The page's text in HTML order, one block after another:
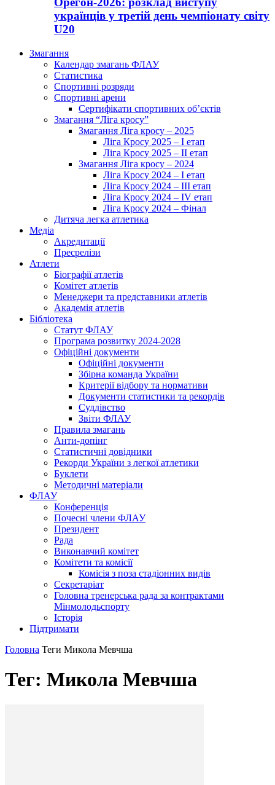
українців у третій день чемпіонату світу
U20
Змагання
Календар змагань ФЛАУ
Статистика
Спортивні розряди
Спортивні арени
Сертифікати спортивних об’єктів
Змагання “Ліга кросу”
Змагання Ліга кросу – 2025
Ліга Кросу 2025 – I етап
Ліга Кросу 2025 – II етап
Змагання Ліга кросу – 2024
Ліга Кросу 2024 – I етап
Ліга Кросу 2024 – III етап
Ліга Кросу 2024 – IV етап
Ліга Кросу 2024 – Фінал
Дитяча легка атлетика
Медіа
Акредитації
Пресрелізи
Атлети
Біографії атлетів
Комітет атлетів
Менеджери та представники атлетів
Академія атлетів
Бібліотека
Статут ФЛАУ
Програма розвитку 2024-2028
Офіційні документи
Офіційні документи
Збірна команда України
Критерії відбору та нормативи
Документи статистики та рекордів
Суддівство
Звіти ФЛАУ
Правила змагань
Анти-допінг
Статистичні довідники
Рекорди України з легкої атлетики
Буклети
Методичні матеріали
ФЛАУ
Конференція
Почесні члени ФЛАУ
Президент
Рада
Виконавчий комітет
Комітети та комісії
Комісія з поза стадіонних видів
Секретаріат
Головна тренерська рада за контрактами
Мінмолодьспорту
Історія
Підтримати
Головна Теги Микола Мевчша
Тег: Микола Мевчша